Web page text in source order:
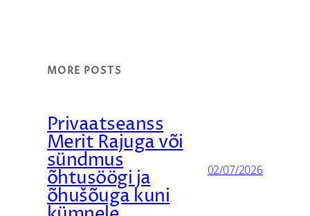
MORE POSTS
Privaatseanss
Merit Rajuga või
sündmus
õhtusöögi ja
õhušõuga kuni
02/07/2026